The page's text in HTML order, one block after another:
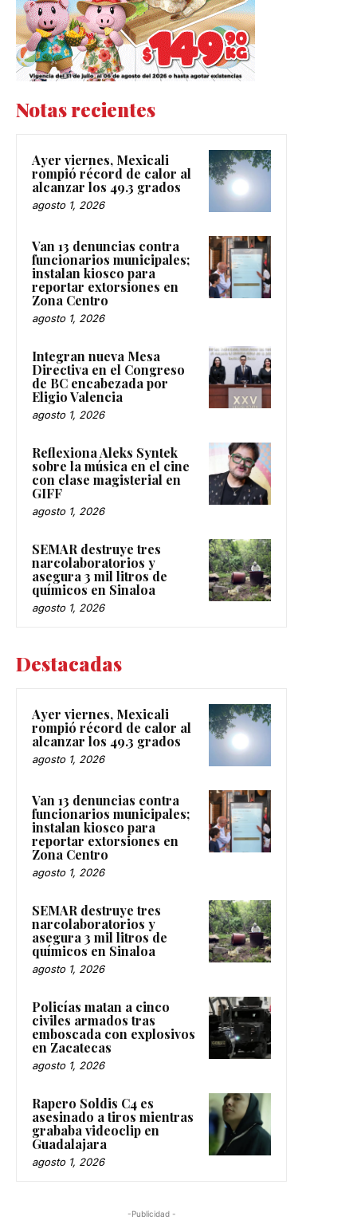
Notas recientes
Ayer viernes, Mexicali
rompió récord de calor al
alcanzar los 49.3 grados
agosto 1, 2026
Van 13 denuncias contra
funcionarios municipales;
instalan kiosco para
reportar extorsiones en
Zona Centro
agosto 1, 2026
Integran nueva Mesa
Directiva en el Congreso
de BC encabezada por
Eligio Valencia
agosto 1, 2026
Reflexiona Aleks Syntek
sobre la música en el cine
con clase magisterial en
GIFF
agosto 1, 2026
SEMAR destruye tres
narcolaboratorios y
asegura 3 mil litros de
químicos en Sinaloa
agosto 1, 2026
Destacadas
Ayer viernes, Mexicali
rompió récord de calor al
alcanzar los 49.3 grados
agosto 1, 2026
Van 13 denuncias contra
funcionarios municipales;
instalan kiosco para
reportar extorsiones en
Zona Centro
agosto 1, 2026
SEMAR destruye tres
narcolaboratorios y
asegura 3 mil litros de
químicos en Sinaloa
agosto 1, 2026
Policías matan a cinco
civiles armados tras
emboscada con explosivos
en Zacatecas
agosto 1, 2026
Rapero Soldis C4 es
asesinado a tiros mientras
grababa videoclip en
Guadalajara
agosto 1, 2026
-Publicidad -